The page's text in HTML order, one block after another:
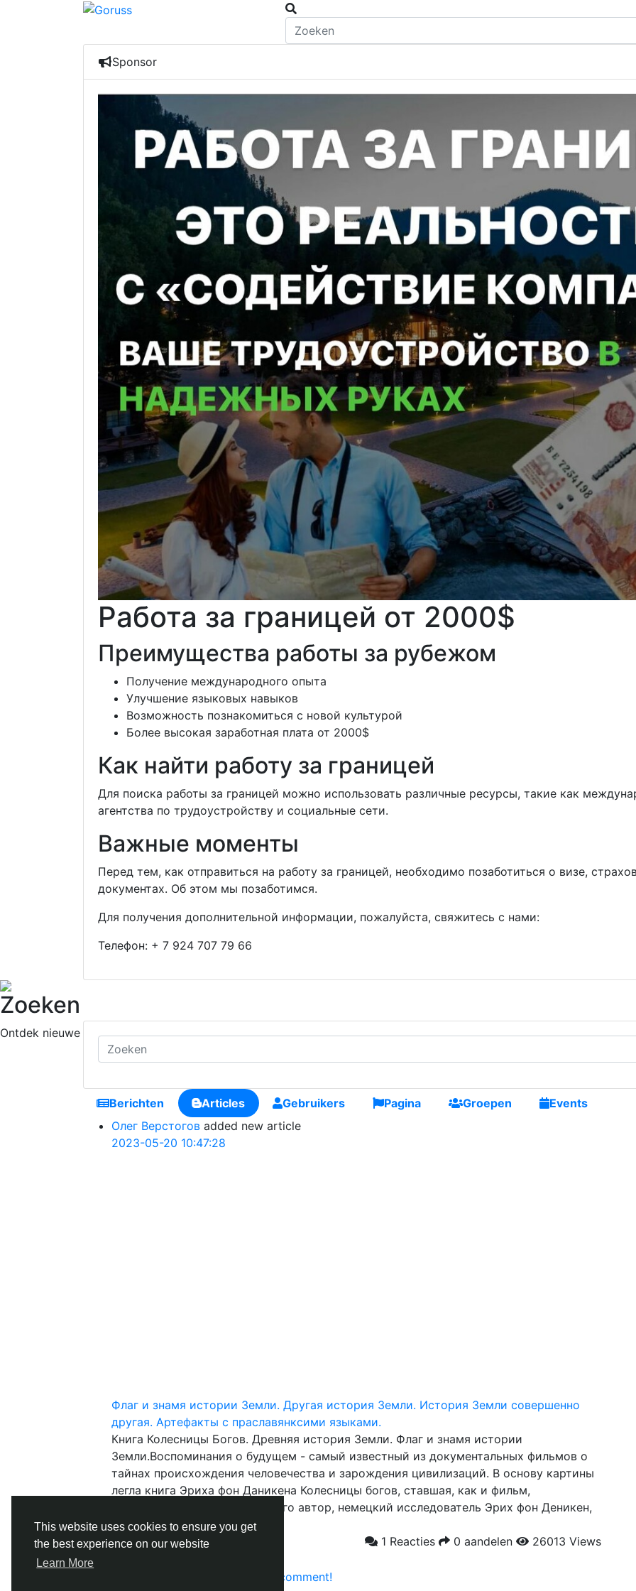
This website uses cookies to ensure you get
the best experience on our website
Learn More
Sponsor
Работа за границей от 2000$
Преимущества работы за рубежом
Получение международного опыта
Улучшение языковых навыков
Возможность познакомиться с новой культурой
Более высокая заработная плата от 2000$
Как найти работу за границей
Для поиска работы за границей можно использовать различные ресурсы, такие как
агентства по трудоустройству и социальные сети.
Важные моменты
Перед тем, как отправиться на работу за границей, необходимо позаботиться о визе,
документах. Об этом мы позаботимся.
Для получения дополнительной информации, пожалуйста, свяжитесь с нами:
Телефон: + 7 924 707 79 66
Zoeken
Ontdek nieuwe mensen, nieuwe verbindingen te maken en nieuwe vrienden maken
Berichten Articles Gebruikers Pagina Groepen
Events
Олег Верстогов added new article
2023-05-20 10:47:28
Флаг и знамя истории Земли. Другая история Земли. История Земли совершенно
другая. Артефакты с праславянксими языками.
Книга Колесницы Богов. Древняя история Земли. Флаг и знамя истории
Земли.Воспоминания о будущем - самый известный из документальных фильмов о
тайнах происхождения человечества и зарождения цивилизаций. В основу картины
легла книга Эриха фон Даникена Колесницы богов, ставшая, как и фильм,
бестселлером во всем мире.Его автор, немецкий исследователь Эрих фон Деникен,
потряс воображение...
1 Reacties 0 aandelen 26013 Views
Please log in to like, share and comment!